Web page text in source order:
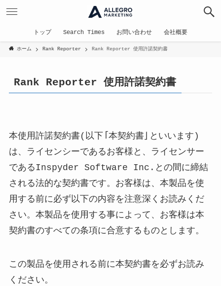
トップ Search Times お問い合わせ 会社概要
ホーム Rank Reporter Rank Reporter 使用許諾契約書
Rank Reporter 使用許諾契約書
本使用許諾契約書(以下｢本契約書｣といいます)
は、ライセンシーであるお客様と、ライセンサー
であるInspyder Software Inc.との間に締結
される法的な契約書です。お客様は、本製品を使
用する前に必ず以下の内容を注意深くお読みくだ
さい。本製品を使用する事によって、お客様は本
契約書のすべての条項に合意するものとします。
この製品を使用される前に本契約書を必ずお読み
ください。